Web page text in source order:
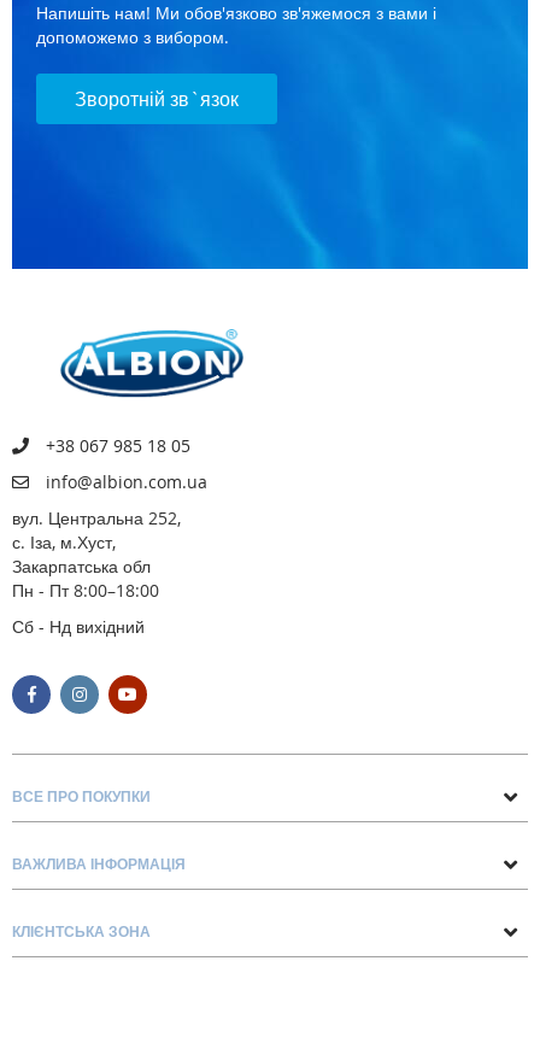
Напишіть нам! Ми обов'язково зв'яжемося з вами і
допоможемо з вибором.
Зворотній зв`язок
+38 067 985 18 05
info@albion.com.ua
вул. Центральна 252,
с. Іза, м.Хуст,
Закарпатська обл
Пн - Пт 8:00–18:00
Сб - Нд вихідний
ВСЕ ПРО ПОКУПКИ
Про нас
Блог
ВАЖЛИВА ІНФОРМАЦІЯ
Доставка та оплата
КЛІЄНТСЬКА ЗОНА